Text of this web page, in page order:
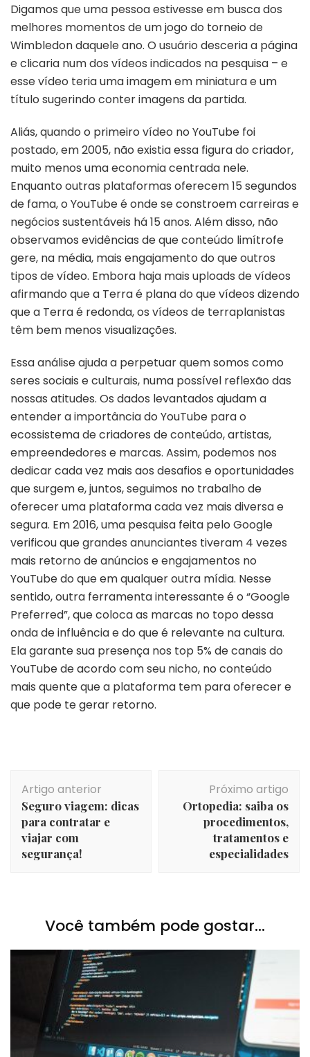
Digamos que uma pessoa estivesse em busca dos
melhores momentos de um jogo do torneio de
Wimbledon daquele ano. O usuário desceria a página
e clicaria num dos vídeos indicados na pesquisa – e
esse vídeo teria uma imagem em miniatura e um
título sugerindo conter imagens da partida.
Aliás, quando o primeiro vídeo no YouTube foi
postado, em 2005, não existia essa figura do criador,
muito menos uma economia centrada nele.
Enquanto outras plataformas oferecem 15 segundos
de fama, o YouTube é onde se constroem carreiras e
negócios sustentáveis há 15 anos. Além disso, não
observamos evidências de que conteúdo limítrofe
gere, na média, mais engajamento do que outros
tipos de vídeo. Embora haja mais uploads de vídeos
afirmando que a Terra é plana do que vídeos dizendo
que a Terra é redonda, os vídeos de terraplanistas
têm bem menos visualizações.
Essa análise ajuda a perpetuar quem somos como
seres sociais e culturais, numa possível reflexão das
nossas atitudes. Os dados levantados ajudam a
entender a importância do YouTube para o
ecossistema de criadores de conteúdo, artistas,
empreendedores e marcas. Assim, podemos nos
dedicar cada vez mais aos desafios e oportunidades
que surgem e, juntos, seguimos no trabalho de
oferecer uma plataforma cada vez mais diversa e
segura. Em 2016, uma pesquisa feita pelo Google
verificou que grandes anunciantes tiveram 4 vezes
mais retorno de anúncios e engajamentos no
YouTube do que em qualquer outra mídia. Nesse
sentido, outra ferramenta interessante é o “Google
Preferred”, que coloca as marcas no topo dessa
onda de influência e do que é relevante na cultura.
Ela garante sua presença nos top 5% de canais do
YouTube de acordo com seu nicho, no conteúdo
mais quente que a plataforma tem para oferecer e
que pode te gerar retorno.
de
post
Artigo anterior
Seguro viagem: dicas
para contratar e
viajar com
segurança!
Próximo artigo
Ortopedia: saiba os
procedimentos,
tratamentos e
especialidades
Você também pode gostar...